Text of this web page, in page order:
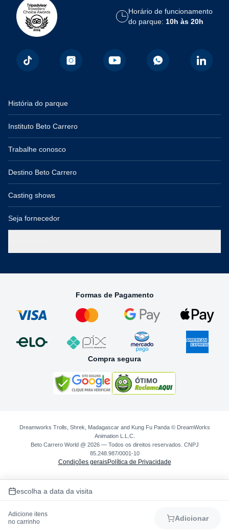
Horário de funcionamento
do parque: 10h às 20h
História do parque
Instituto Beto Carrero
Trabalhe conosco
Destino Beto Carrero
Casting shows
Seja fornecedor
Formas de Pagamento
Compra segura
Dreamworks Trolls, Shrek, Madagascar and Kung Fu Panda © DreamWorks
Animation L.L.C.
Beto Carrero World @ 2026 — Todos os direitos reservados. CNPJ
85.248.987/0001-10
Condições geraisPolítica de Privacidade
escolha a data da visita
Adicione itens
no carrinho
Adicionar